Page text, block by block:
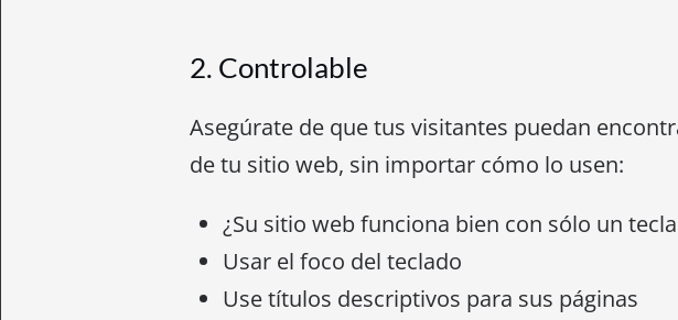
2. Controlable
Asegúrate de que tus visitantes puedan
de tu sitio web, sin importar cómo lo usen:
¿Su sitio web funciona bien con sólo un
Usar el foco del teclado
Use títulos descriptivos para sus páginas